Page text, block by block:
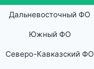
Дальневосточный ФО
Южный ФО
Северо-Кавказский ФО